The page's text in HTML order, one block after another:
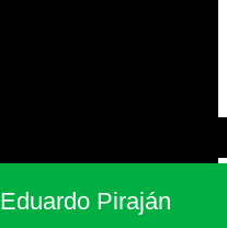
Eduardo Piraján